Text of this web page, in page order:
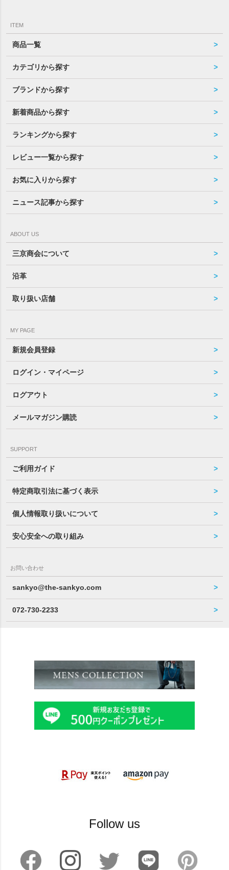
ITEM
商品一覧
カテゴリから探す
ブランドから探す
新着商品から探す
ランキングから探す
レビュー一覧から探す
お気に入りから探す
ニュース記事から探す
ABOUT US
三京商会について
沿革
取り扱い店舗
MY PAGE
新規会員登録
ログイン・マイページ
ログアウト
メールマガジン購読
SUPPORT
ご利用ガイド
特定商取引法に基づく表示
個人情報取り扱いについて
安心安全への取り組み
お問い合わせ
sankyo@the-sankyo.com
072-730-2233
Follow us